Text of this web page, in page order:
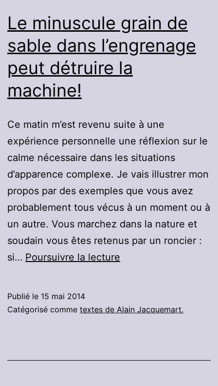
Le minuscule grain de
sable dans l’engrenage
peut détruire la
machine!
Ce matin m’est revenu suite à une
expérience personnelle une réflexion sur le
calme nécessaire dans les situations
d’apparence complexe. Je vais illustrer mon
propos par des exemples que vous avez
probablement tous vécus à un moment ou à
un autre. Vous marchez dans la nature et
soudain vous êtes retenus par un roncier :
si… Poursuivre la lecture
de
Publié le 15 mai 2014
Catégorisé comme textes de Alain Jacquemart.